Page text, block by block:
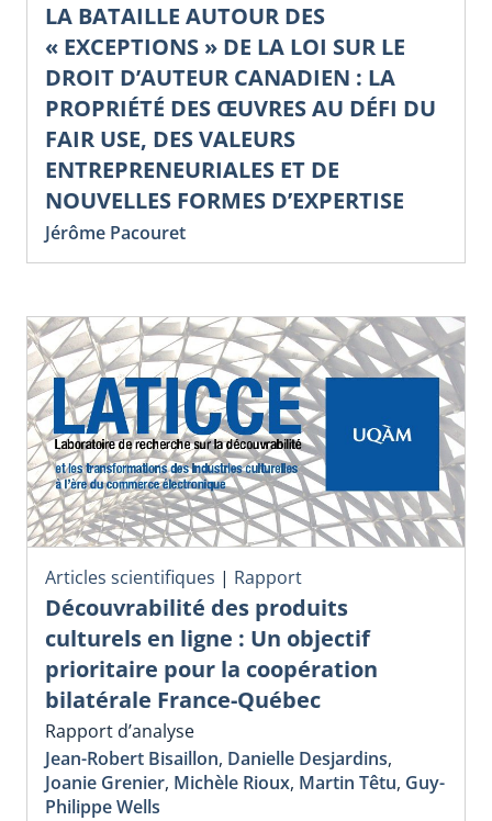
LA BATAILLE AUTOUR DES
« EXCEPTIONS » DE LA LOI SUR LE
DROIT D’AUTEUR CANADIEN : LA
PROPRIÉTÉ DES ŒUVRES AU DÉFI DU
FAIR USE, DES VALEURS
ENTREPRENEURIALES ET DE
NOUVELLES FORMES D’EXPERTISE
Jérôme Pacouret
Articles scientifiques | Rapport
Découvrabilité des produits
culturels en ligne : Un objectif
prioritaire pour la coopération
bilatérale France-Québec
Rapport d’analyse
Jean-Robert Bisaillon, Danielle Desjardins,
Joanie Grenier, Michèle Rioux, Martin Têtu, Guy-
Philippe Wells